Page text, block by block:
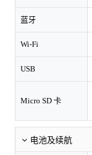
蓝牙
Wi-Fi
USB
Micro SD 卡
电池及续航